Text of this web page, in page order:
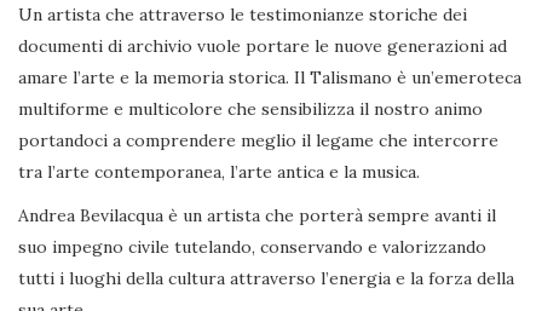
Un artista che attraverso le testimonianze storiche dei
documenti di archivio vuole portare le nuove generazioni ad
amare l’arte e la memoria storica. Il Talismano è un’emeroteca
multiforme e multicolore che sensibilizza il nostro animo
portandoci a comprendere meglio il legame che intercorre
tra l’arte contemporanea, l’arte antica e la musica.
Andrea Bevilacqua è un artista che porterà sempre avanti il
suo impegno civile tutelando, conservando e valorizzando
tutti i luoghi della cultura attraverso l’energia e la forza della